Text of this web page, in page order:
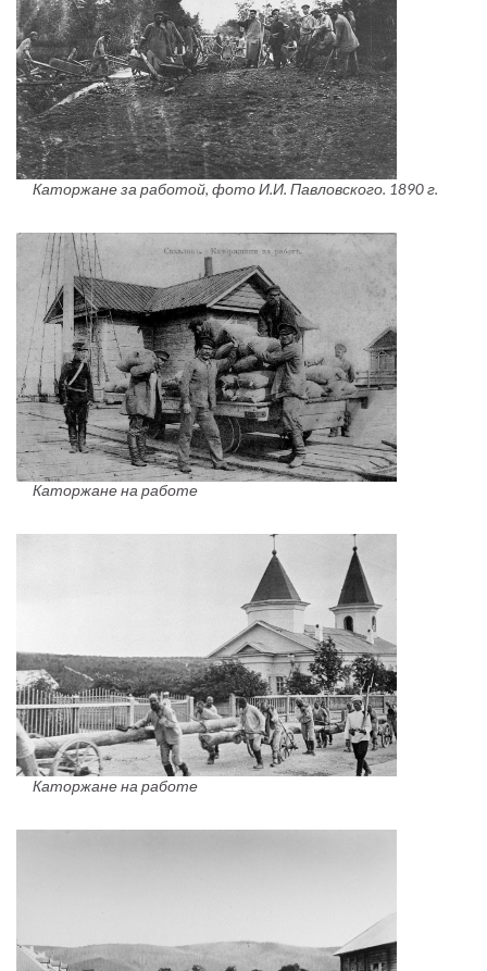
Каторжане за работой, фото И.И. Павловского. 1890 г.
Каторжане на работе
Каторжане на работе